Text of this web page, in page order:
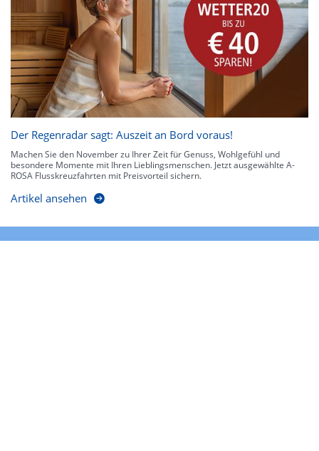
Der Regenradar sagt: Auszeit an Bord voraus!
Machen Sie den November zu Ihrer Zeit für Genuss, Wohlgefühl und
besondere Momente mit Ihren Lieblingsmenschen. Jetzt ausgewählte A-
ROSA Flusskreuzfahrten mit Preisvorteil sichern.
Artikel ansehen